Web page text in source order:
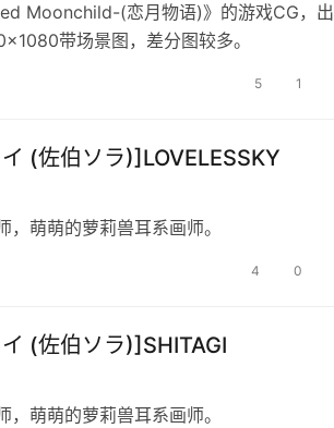
Moonchild-(恋月物语)》的游戏CG，出
带场景图，差分图较多。
5 1
(佐伯ソラ)]LOVELESSKY
萌萌的萝莉兽耳系画师。
4 0
(佐伯ソラ)]SHITAGI
萌萌的萝莉兽耳系画师。